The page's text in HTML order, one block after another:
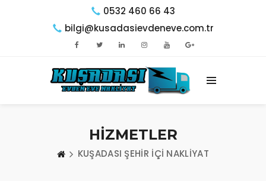
0532 460 66 43
bilgi@kusadasievdeneve.com.tr
HİZMETLER
KUŞADASI ŞEHİR İÇİ NAKLİYAT